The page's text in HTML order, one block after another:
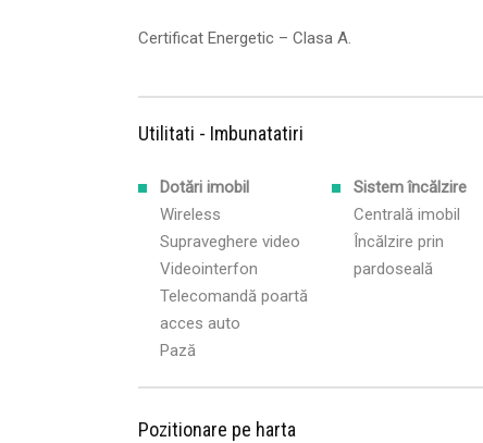
Certificat Energetic – Clasa A.
Utilitati - Imbunatatiri
Dotări imobil
Wireless
Supraveghere video
Videointerfon
Telecomandă poartă
acces auto
Pază
Sistem încălzire
Centrală imobil
Încălzire prin
pardoseală
Pozitionare pe harta